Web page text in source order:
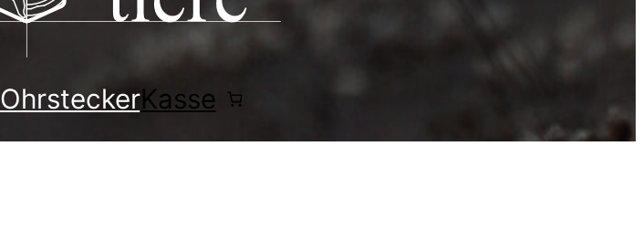
OhrsteckerKasse